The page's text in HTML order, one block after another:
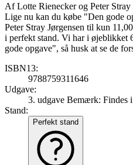
AfLotte Rienecker og Peter Stray
Lige nu kan du købe "Den gode
Peter Stray Jørgensen til kun
i perfekt stand. Vi har i øjeblikket
gode opgave", så husk at se de
ISBN13:
9788759311646
Udgave:
3. udgave Bemærk: Findes
Stand:
Perfekt stand